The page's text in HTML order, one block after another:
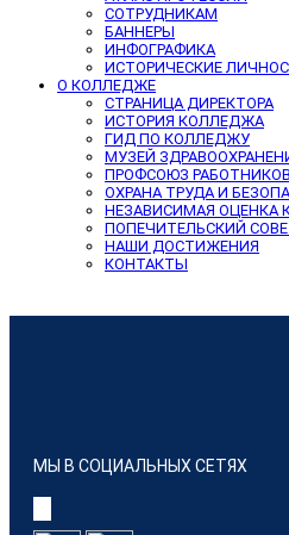
СОТРУДНИКАМ
БАННЕРЫ
ИНФОГРАФИКА
ИСТОРИЧЕСКИЕ
О КОЛЛЕДЖЕ
СТРАНИЦА ДИРЕКТОРА
ИСТОРИЯ КОЛЛЕДЖА
ГИД ПО КОЛЛЕДЖУ
МУЗЕЙ
ПРОФСОЮЗ
ОХРАНА ТРУДА И
НЕЗАВИСИМАЯ ОЦЕНКА
ПОПЕЧИТЕЛЬСКИЙ
НАШИ ДОСТИЖЕНИЯ
КОНТАКТЫ
МЫ В СОЦИАЛЬНЫХ СЕТЯХ